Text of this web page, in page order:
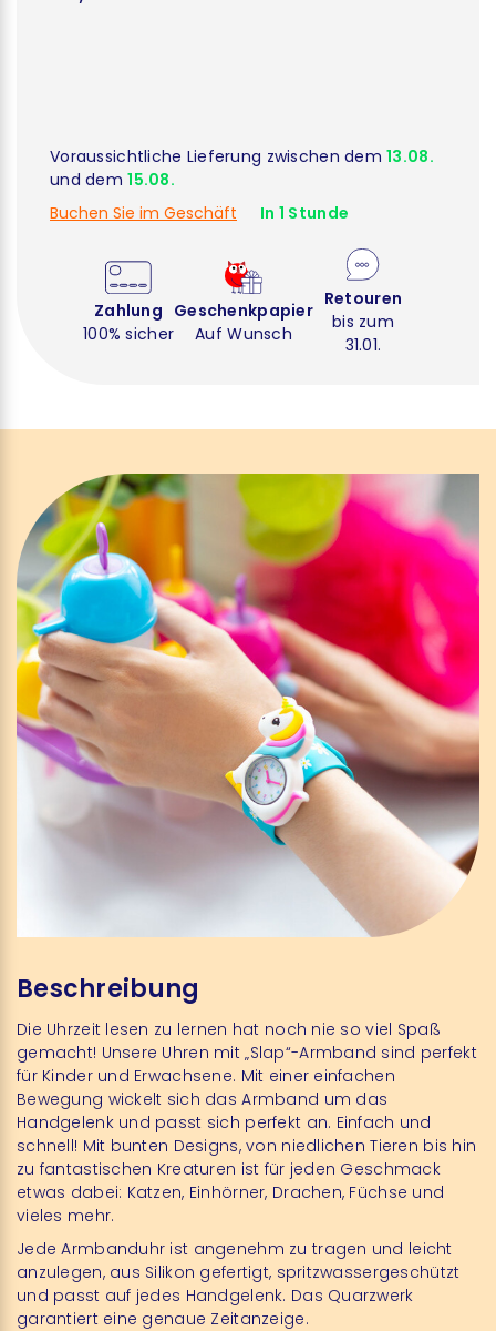
Voraussichtliche Lieferung zwischen dem13.08.
und dem15.08.
Buchen Sie im Geschäft
In 1 Stunde
Zahlung
100% sicher
Geschenkpapier
Auf Wunsch
Retouren
bis zum
31.01.
Beschreibung
Die Uhrzeit lesen zu lernen hat noch nie so viel Spaß
gemacht! Unsere Uhren mit „Slap“-Armband sind perfekt
für Kinder und Erwachsene. Mit einer einfachen
Bewegung wickelt sich das Armband um das
Handgelenk und passt sich perfekt an. Einfach und
schnell! Mit bunten Designs, von niedlichen Tieren bis hin
zu fantastischen Kreaturen ist für jeden Geschmack
etwas dabei: Katzen, Einhörner, Drachen, Füchse und
vieles mehr.
Jede Armbanduhr ist angenehm zu tragen und leicht
anzulegen, aus Silikon gefertigt, spritzwassergeschützt
und passt auf jedes Handgelenk. Das Quarzwerk
garantiert eine genaue Zeitanzeige.